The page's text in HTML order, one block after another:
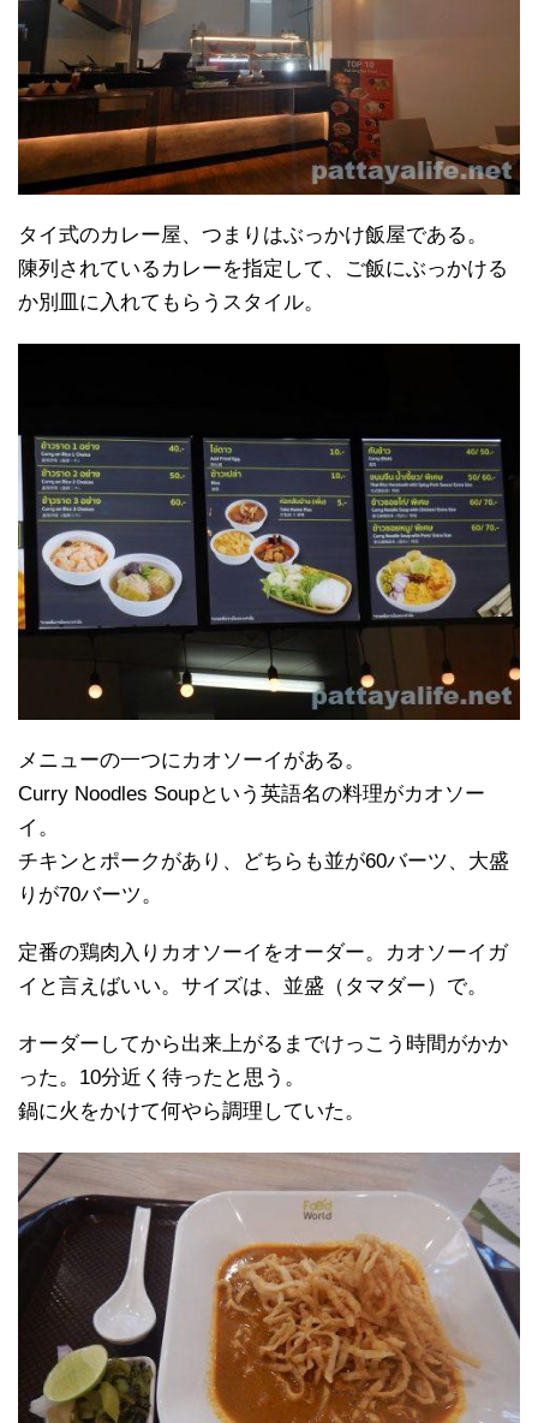
タイ式のカレー屋、つまりはぶっかけ飯屋である。
陳列されているカレーを指定して、ご飯にぶっかける
か別皿に入れてもらうスタイル。
メニューの一つにカオソーイがある。
Curry Noodles Soupという英語名の料理がカオソー
イ。
チキンとポークがあり、どちらも並が60バーツ、大盛
りが70バーツ。
定番の鶏肉入りカオソーイをオーダー。カオソーイガ
イと言えばいい。サイズは、並盛（タマダー）で。
オーダーしてから出来上がるまでけっこう時間がかか
った。10分近く待ったと思う。
鍋に火をかけて何やら調理していた。